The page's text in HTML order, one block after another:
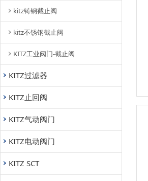
kitz铸钢截止阀
kitz不锈钢截止阀
KITZ工业阀门-截止阀
KITZ过滤器
KITZ止回阀
KITZ气动阀门
KITZ电动阀门
KITZ SCT